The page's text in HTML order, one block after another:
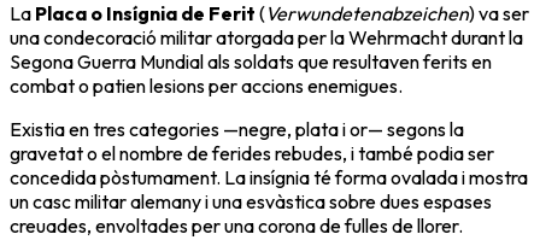
La Placa o Insígnia de Ferit (Verwundetenabzeichen) va ser
una condecoració militar atorgada per la Wehrmacht durant la
Segona Guerra Mundialals soldats que resultaven ferits en
combat o patien lesions per accions enemigues.
Existia en tres categories —negre, plata i or— segons la
gravetat o el nombre de ferides rebudes, i també podia ser
concedida pòstumament. La insígnia té forma ovalada i mostra
un casc militar alemany i una esvàstica sobre dues espases
creuades, envoltades per una corona de fulles de llorer.